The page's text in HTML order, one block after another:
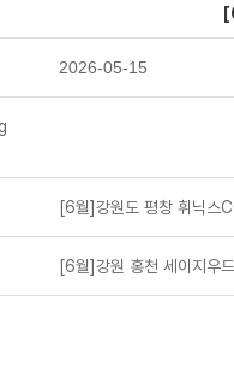
2026-05-15
[6월]강원도 평창 휘닉스
[6월]강원 홍천 세이지우